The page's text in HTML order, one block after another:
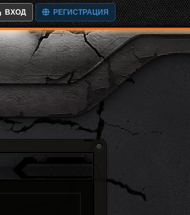
ВХОД РЕГИСТРАЦИЯ